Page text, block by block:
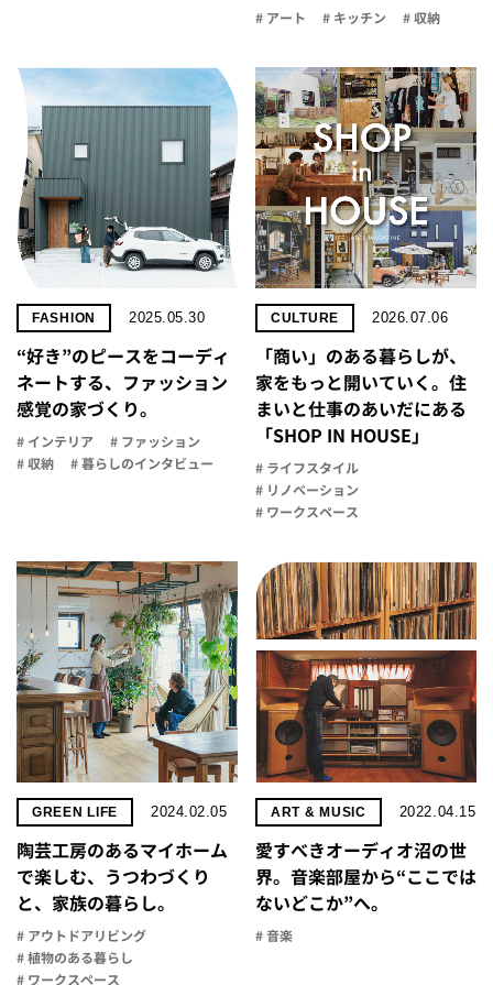
# アート # キッチン # 収納
FASHION 2025.05.30
“好き”のピースをコーディ
ネートする、ファッション
感覚の家づくり。
# インテリア
# ファッション
# 収納
# 暮らしのインタビュー
CULTURE 2026.07.06
「商い」の​ある​暮らしが、​
家を​もっと​開いていく。​住
まいと​仕事の​あいだに​ある​
「SHOP IN HOUSE」
# ライフスタイル
# リノベーション
# ワークスペース
GREEN LIFE 2024.02.05
陶芸工房のあるマイホーム
で楽しむ、うつわづくり
と、家族の暮らし。
# アウトドアリビング
# 植物のある暮らし
# ワークスペース
ART & MUSIC 2022.04.15
愛すべきオーディオ沼の世
界。音楽部屋から“ここでは
ないどこか”へ。
# 音楽